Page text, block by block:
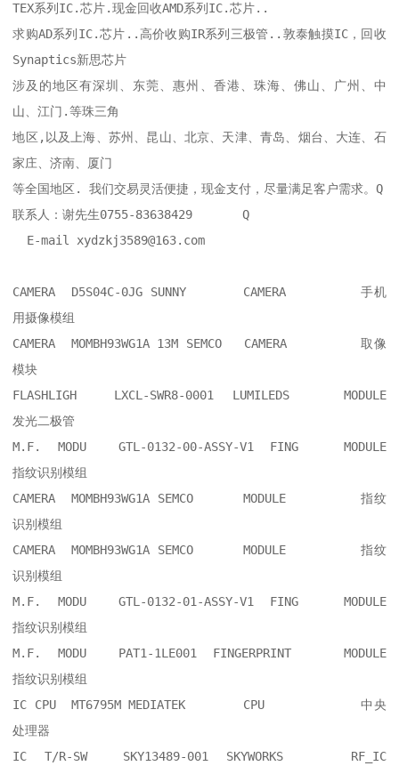
TEX系列IC.芯片.现金回收AMD系列IC.芯片..
求购AD系列IC.芯片..高价收购IR系列三极管..敦泰触摸IC，回收
Synaptics新思芯片
涉及的地区有深圳、东莞、惠州、香港、珠海、佛山、广州、中
山、江门.等珠三角
地区,以及上海、苏州、昆山、北京、天津、青岛、烟台、大连、石
家庄、济南、厦门
等全国地区. 我们交易灵活便捷，现金支付，尽量满足客户需求。Q
联系人：谢先生0755-83638429       Q
CAMERA  D5S04C-0JG SUNNY	CAMERA    	手机
用摄像模组
CAMERA  MOMBH93WG1A 13M SEMCO	CAMERA    	取像
模块
FLASHLIGH  LXCL-SWR8-0001 LUMILEDS	MODULE
发光二极管
M.F. MODU  GTL-0132-00-ASSY-V1 FING	MODULE
指纹识别模组
CAMERA  MOMBH93WG1A SEMCO	MODULE    	指纹
识别模组
CAMERA  MOMBH93WG1A SEMCO	MODULE    	指纹
识别模组
M.F. MODU  GTL-0132-01-ASSY-V1 FING	MODULE
指纹识别模组
M.F. MODU  PAT1-1LE001 FINGERPRINT	MODULE
指纹识别模组
IC CPU  MT6795M MEDIATEK	CPU       	中央
处理器
IC T/R-SW  SKY13489-001 SKYWORKS	RF_IC